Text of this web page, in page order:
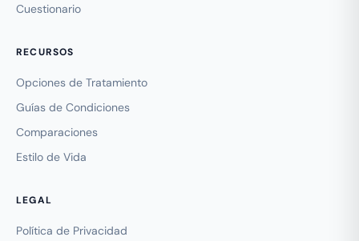
Cuestionario
RECURSOS
Opciones de Tratamiento
Guías de Condiciones
Comparaciones
Estilo de Vida
LEGAL
Política de Privacidad